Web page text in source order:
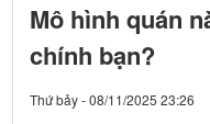
Mô hình quán
chính bạn?
Thứ bảy - 08/11/2025 23:26